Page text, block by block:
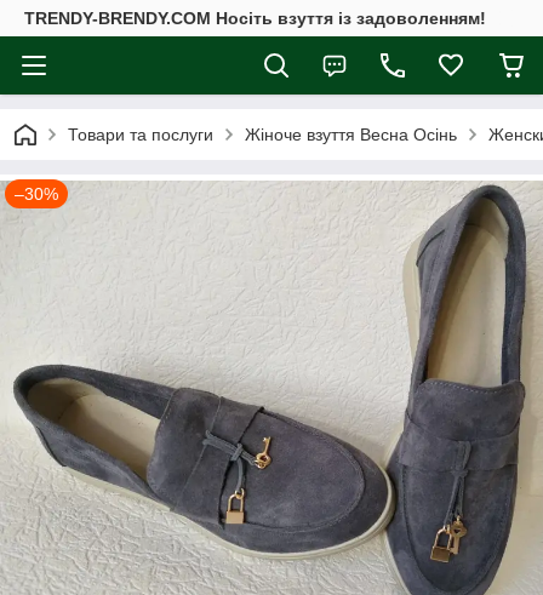
TRENDY-BRENDY.COM Носіть взуття із задоволенням!
Товари та послуги Жіноче взуття Весна Осінь
–30%